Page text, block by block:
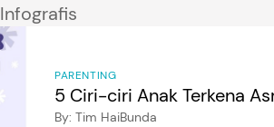
Infografis
PARENTING
5 Ciri-ciri Anak Terkena
By: Tim HaiBunda